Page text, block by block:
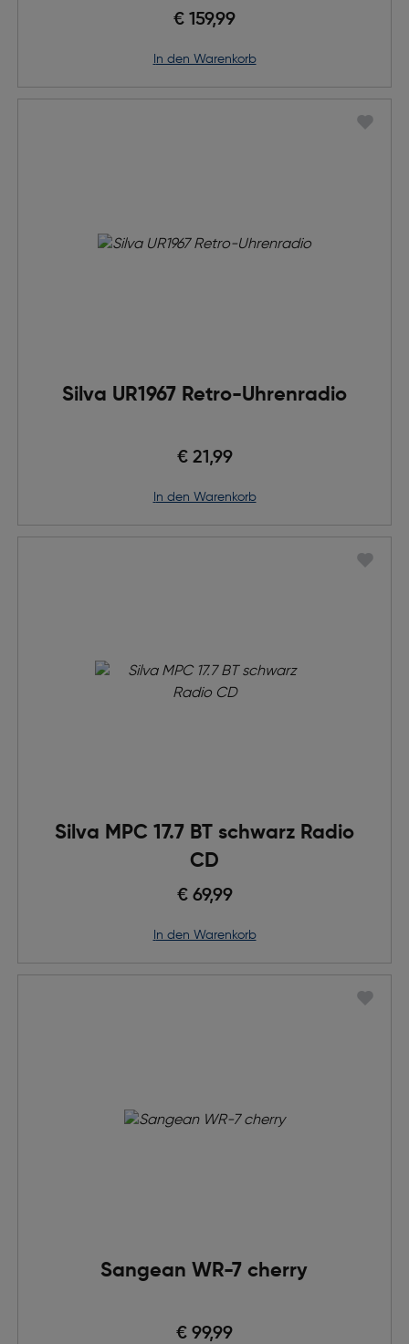
€ 159,99
in den Warenkorb
Silva UR1967 Retro-Uhrenradio
€ 21,99
in den Warenkorb
Silva MPC 17.7 BT schwarz Radio
CD
€ 69,99
in den Warenkorb
Sangean WR-7 cherry
€ 99,99